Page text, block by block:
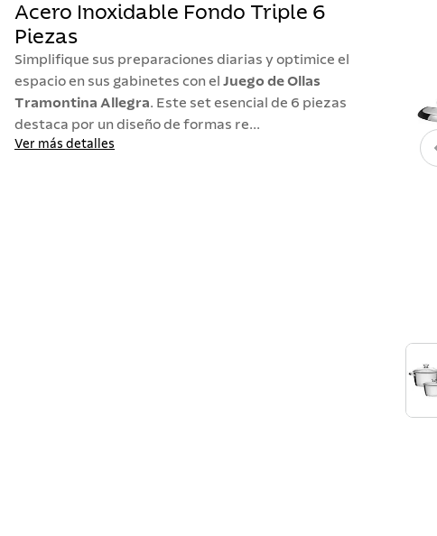
Acero Inoxidable Fondo Triple 6
Piezas
Simplifique sus preparaciones diarias y optimice el
espacio en sus gabinetes con el Juego de Ollas
Tramontina Allegra. Este set esencial de 6 piezas
destaca por un diseño de formas re...
Ver más detalles